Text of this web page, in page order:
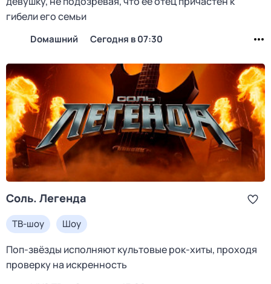
гибели его семьи
Dомашний Сегодня в 07:30
Соль. Легенда
ТВ-шоу Шоу
Поп-звёзды исполняют культовые рок-хиты, проходя
проверку на искренность